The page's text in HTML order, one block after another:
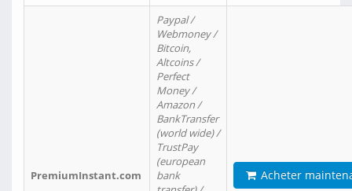
PremiumInstant.com
Paypal /
Webmoney /
Bitcoin,
Altcoins /
Perfect
Money /
Amazon /
BankTransfer
(world wide) /
TrustPay
(european
bank
Acheter